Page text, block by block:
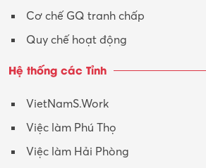
Y tế-Dược
Cơ chế GQ tranh chấp
Quy chế hoạt động
Hệ thống các Tỉnh
VietNamS.Work
Việc làm Phú Thọ
Việc làm Hải Phòng